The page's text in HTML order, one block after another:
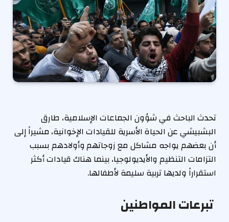
تحدث الباحث في شؤون الجماعات الإسلامية، طارق
البشبيشي عن الحياة الأسرية للقيادات الإخوانية، مشيراً إلى
أن بعضهم يواجه مشاكل مع زوجاتهم وأولادهم بسبب
التزامات التنظيم والأيديولوجيا، بينما هناك قيادات أكثر
استقراراً ولديها تربية سليمة لأطفالها.
تبرعات المواطنين